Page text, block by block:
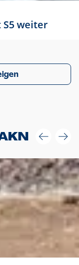
S5 weiter